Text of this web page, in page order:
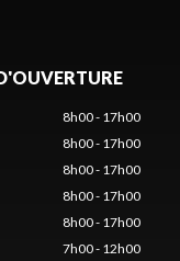
8h00 - 17h00
8h00 - 17h00
8h00 - 17h00
8h00 - 17h00
8h00 - 17h00
7h00 - 12h00